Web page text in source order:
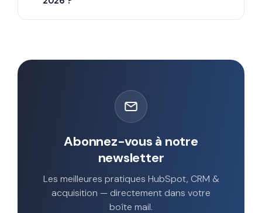
Abonnez-vous à notre
newsletter
Les meilleures pratiques HubSpot, CRM &
acquisition — directement dans votre
boîte mail.